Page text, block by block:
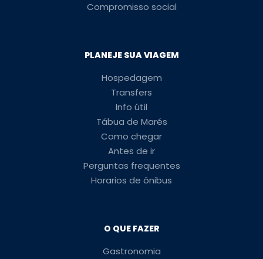
Compromisso social
PLANEJE SUA VIAGEM
Hospedagem
Transfers
Info útil
Tábua de Marés
Como chegar
Antes de ir
Perguntas frequentes
Horarios de ônibus
O QUE FAZER
Gastronomia